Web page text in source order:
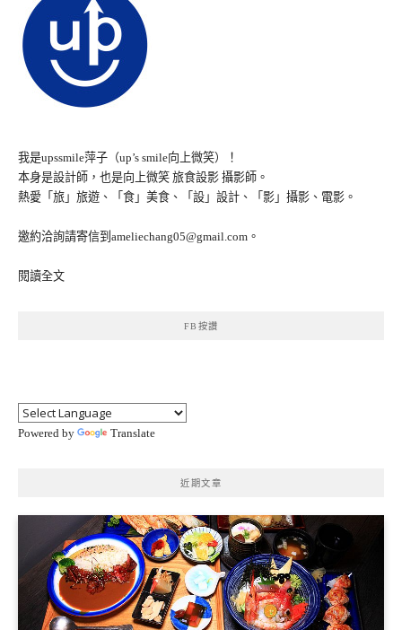
我是upssmile萍子（up’s smile向上微笑）！
本身是設計師，也是向上微笑 旅食設影 攝影師。
熱愛「旅」旅遊、「食」美食、「設」設計、「影」攝影、電影。
邀約洽詢請寄信到ameliechang05@gmail.com。
閱讀全文
FB按讚
Powered by Translate
近期文章